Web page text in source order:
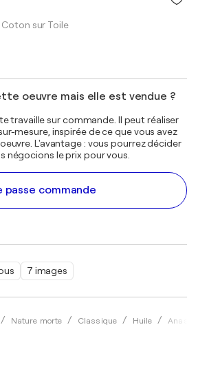
7 images
Nature morte Classique Huile
Coton sur Toile
oeuvre mais elle est vendue ?
travaille sur commande. Il peut réaliser
mesure, inspirée de ce que vous avez
L'avantage : vous pourrez décider
négocions le prix pour vous.
passe commande